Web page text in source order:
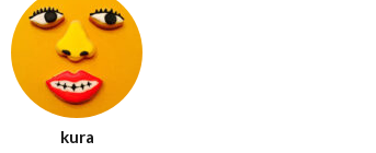
kura